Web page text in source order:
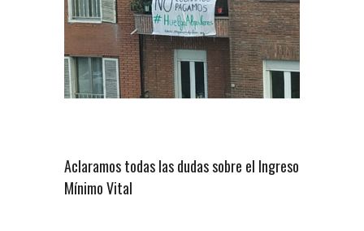
Aclaramos todas las dudas sobre el Ingreso
Mínimo Vital